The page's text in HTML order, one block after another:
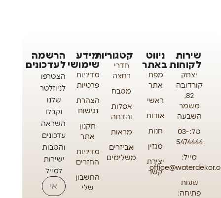
שירות
לקוחות
יצחק
קורדובה
82,
משמר
השבעה
טל: 03-
5474444
מייל:
שעות
פתיחה:
ניווט
באתר
מפת
אתר
ראשי
אודות
חנות
מגזין
יצירת
קשר
קטגוריות
חדרי
רחצה
מטבח
אסלות
והדחה
מראות
אביזרים
משלימים
מידע
שימושי
מדיניות
פרטיות
הצהרת
נגישות
תקנון
אתר
מדיניות
החזרים
החשבון
שלי
הרשמה
לעדכונים
הצטרפו
לניוזלטר
שלנו
וקבלו
השראה
עדכונים
והטבות
ישירות
למייל